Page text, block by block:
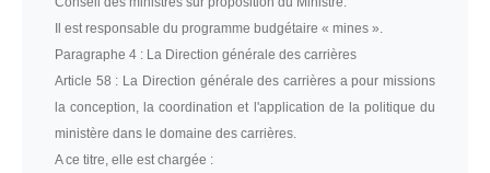
Il est responsable du programme budgétaire « mines ».
Paragraphe 4 : La Direction générale des carrières
Article 58 : La Direction générale des carrières a pour missions
la conception, la coordination et l'application de la politique du
ministère dans le domaine des carrières.
A ce titre, elle est chargée :